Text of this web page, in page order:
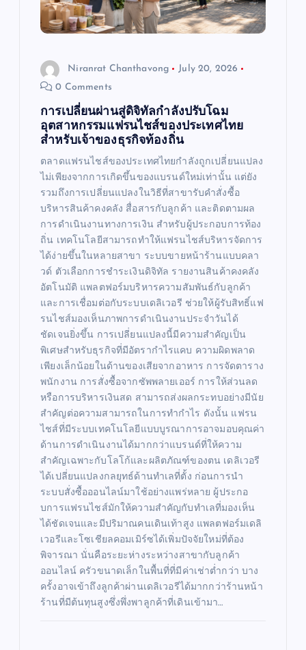
Niranrat Chanthavong
July 20, 2026
0 Comments
การเปลี่ยนผ่านสู่ดิจิทัลกำลังปรับโฉม
อุตสาหกรรมแฟรนไชส์ของประเทศไทย
สำหรับเจ้าของธุรกิจท้องถิ่น
ตลาดแฟรนไชส์ของประเทศไทยกำลังถูกเปลี่ยนแปลง
ไม่เพียงจากการเกิดขึ้นของแบรนด์ใหม่เท่านั้น แต่ยัง
รวมถึงการเปลี่ยนแปลงในวิธีที่สาขารับคำสั่งซื้อ
บริหารสินค้าคงคลัง สื่อสารกับลูกค้า และติดตามผล
การดำเนินงานทางการเงิน สำหรับผู้ประกอบการท้อง
ถิ่น เทคโนโลยีสามารถทำให้แฟรนไชส์บริหารจัดการ
ได้ง่ายขึ้นในหลายสาขา ระบบขายหน้าร้านแบบคลา
วด์ ตัวเลือกการชำระเงินดิจิทัล รายงานสินค้าคงคลัง
อัตโนมัติ แพลตฟอร์มบริหารความสัมพันธ์กับลูกค้า
และการเชื่อมต่อกับระบบเดลิเวอรี ช่วยให้ผู้รับสิทธิ์แฟ
รนไชส์มองเห็นภาพการดำเนินงานประจำวันได้
ชัดเจนยิ่งขึ้น การเปลี่ยนแปลงนี้มีความสำคัญเป็น
พิเศษสำหรับธุรกิจที่มีอัตรากำไรแคบ ความผิดพลาด
เพียงเล็กน้อยในด้านของเสียจากอาหาร การจัดตาราง
พนักงาน การสั่งซื้อจากซัพพลายเออร์ การให้ส่วนลด
หรือการบริหารเงินสด สามารถส่งผลกระทบอย่างมีนัย
สำคัญต่อความสามารถในการทำกำไร ดังนั้น แฟรน
ไชส์ที่มีระบบเทคโนโลยีแบบบูรณาการอาจมอบคุณค่า
ด้านการดำเนินงานได้มากกว่าแบรนด์ที่ให้ความ
สำคัญเฉพาะกับโลโก้และผลิตภัณฑ์ของตน เดลิเวอรี
ได้เปลี่ยนแปลงกลยุทธ์ด้านทำเลที่ตั้ง ก่อนการนำ
ระบบสั่งซื้อออนไลน์มาใช้อย่างแพร่หลาย ผู้ประกอ
บการแฟรนไชส์มักให้ความสำคัญกับทำเลที่มองเห็น
ได้ชัดเจนและมีปริมาณคนเดินเท้าสูง แพลตฟอร์มเดลิ
เวอรีและโซเชียลคอมเมิร์ซได้เพิ่มปัจจัยใหม่ที่ต้อง
พิจารณา นั่นคือระยะห่างระหว่างสาขากับลูกค้า
ออนไลน์ ครัวขนาดเล็กในพื้นที่ที่มีค่าเช่าต่ำกว่า บาง
ครั้งอาจเข้าถึงลูกค้าผ่านเดลิเวอรีได้มากกว่าร้านหน้า
ร้านที่มีต้นทุนสูงซึ่งพึ่งพาลูกค้าที่เดินเข้ามา…